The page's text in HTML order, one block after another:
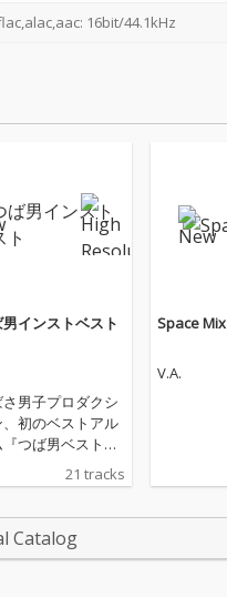
16bit/44.1kHz
インストベスト
男子プロダクシ
、初のベストアル
つば男ベスト』
ば男インストベス
2作品配信リリ
CUBERS、THE SU
、世が世な
21 tracks
Space Mix
V.A.
Catalog